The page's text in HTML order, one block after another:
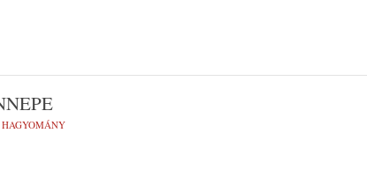
HAGYOMÁNY